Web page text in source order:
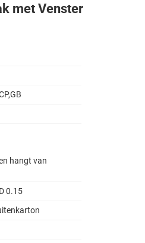
met Venster
hangt van
0.15